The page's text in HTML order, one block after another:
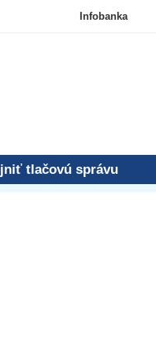
tlačovú správu
Infobanka